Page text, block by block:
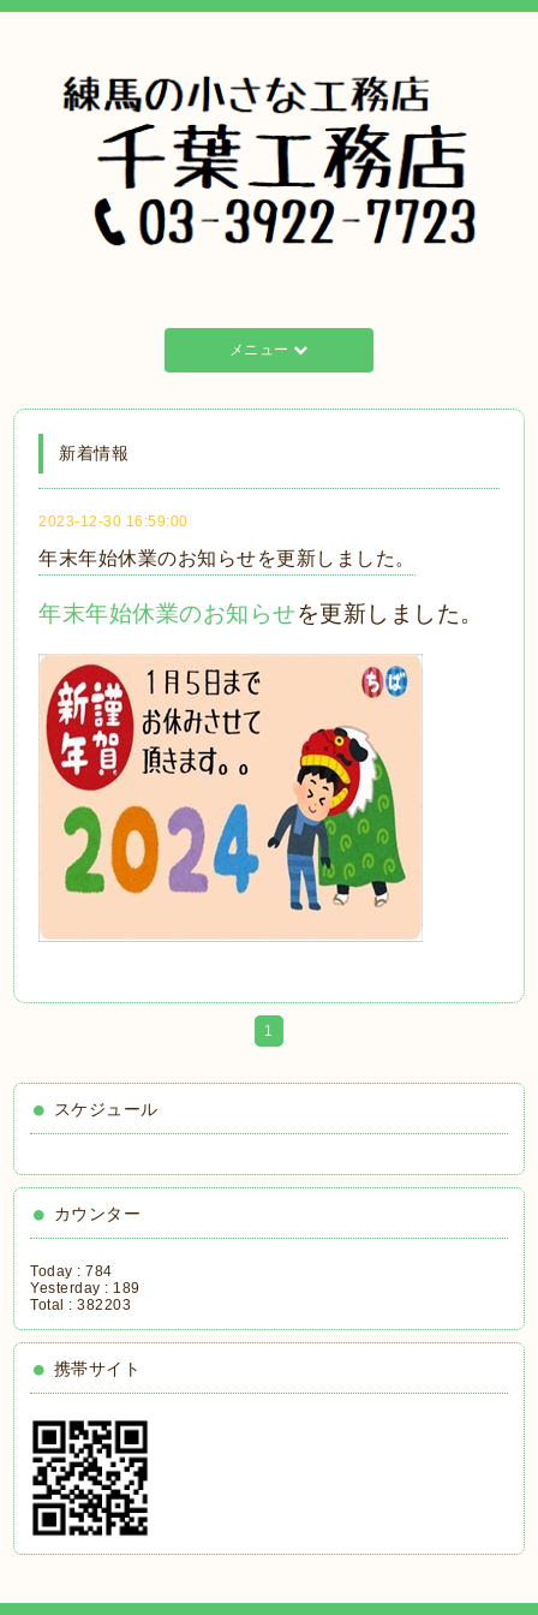
メニュー
新着情報
2023-12-30 16:59:00
年末年始休業のお知らせを更新しました。
年末年始休業のお知らせを更新しました。
1
スケジュール
カウンター
Today :784
Yesterday : 189
Total :382203
携帯サイト